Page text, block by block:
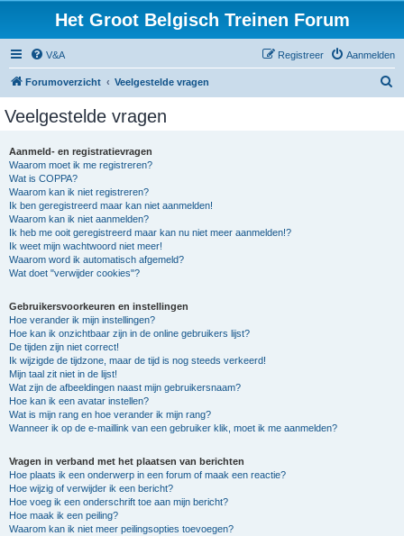
Het Groot Belgisch Treinen Forum
V&A Aanmelden
Registreer
Forumoverzicht Veelgestelde vragen
Veelgestelde vragen
Aanmeld- en registratievragen
Waarom moet ik me registreren?
Wat is COPPA?
Waarom kan ik niet registreren?
Ik ben geregistreerd maar kan niet aanmelden!
Waarom kan ik niet aanmelden?
Ik heb me ooit geregistreerd maar kan nu niet meer aanmelden!?
Ik weet mijn wachtwoord niet meer!
Waarom word ik automatisch afgemeld?
Wat doet "verwijder cookies"?
Gebruikersvoorkeuren en instellingen
Hoe verander ik mijn instellingen?
Hoe kan ik onzichtbaar zijn in de online gebruikers lijst?
De tijden zijn niet correct!
Ik wijzigde de tijdzone, maar de tijd is nog steeds verkeerd!
Mijn taal zit niet in de lijst!
Wat zijn de afbeeldingen naast mijn gebruikersnaam?
Hoe kan ik een avatar instellen?
Wat is mijn rang en hoe verander ik mijn rang?
Wanneer ik op de e-maillink van een gebruiker klik, moet ik me aanmelden?
Vragen in verband met het plaatsen van berichten
Hoe plaats ik een onderwerp in een forum of maak een reactie?
Hoe wijzig of verwijder ik een bericht?
Hoe voeg ik een onderschrift toe aan mijn bericht?
Hoe maak ik een peiling?
Waarom kan ik niet meer peilingsopties toevoegen?